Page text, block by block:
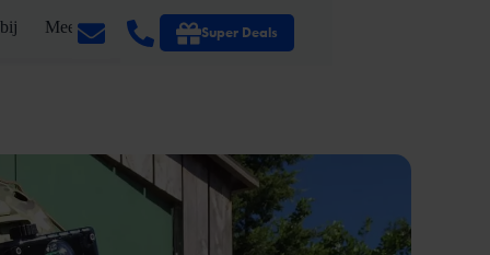
Meer Super Deals